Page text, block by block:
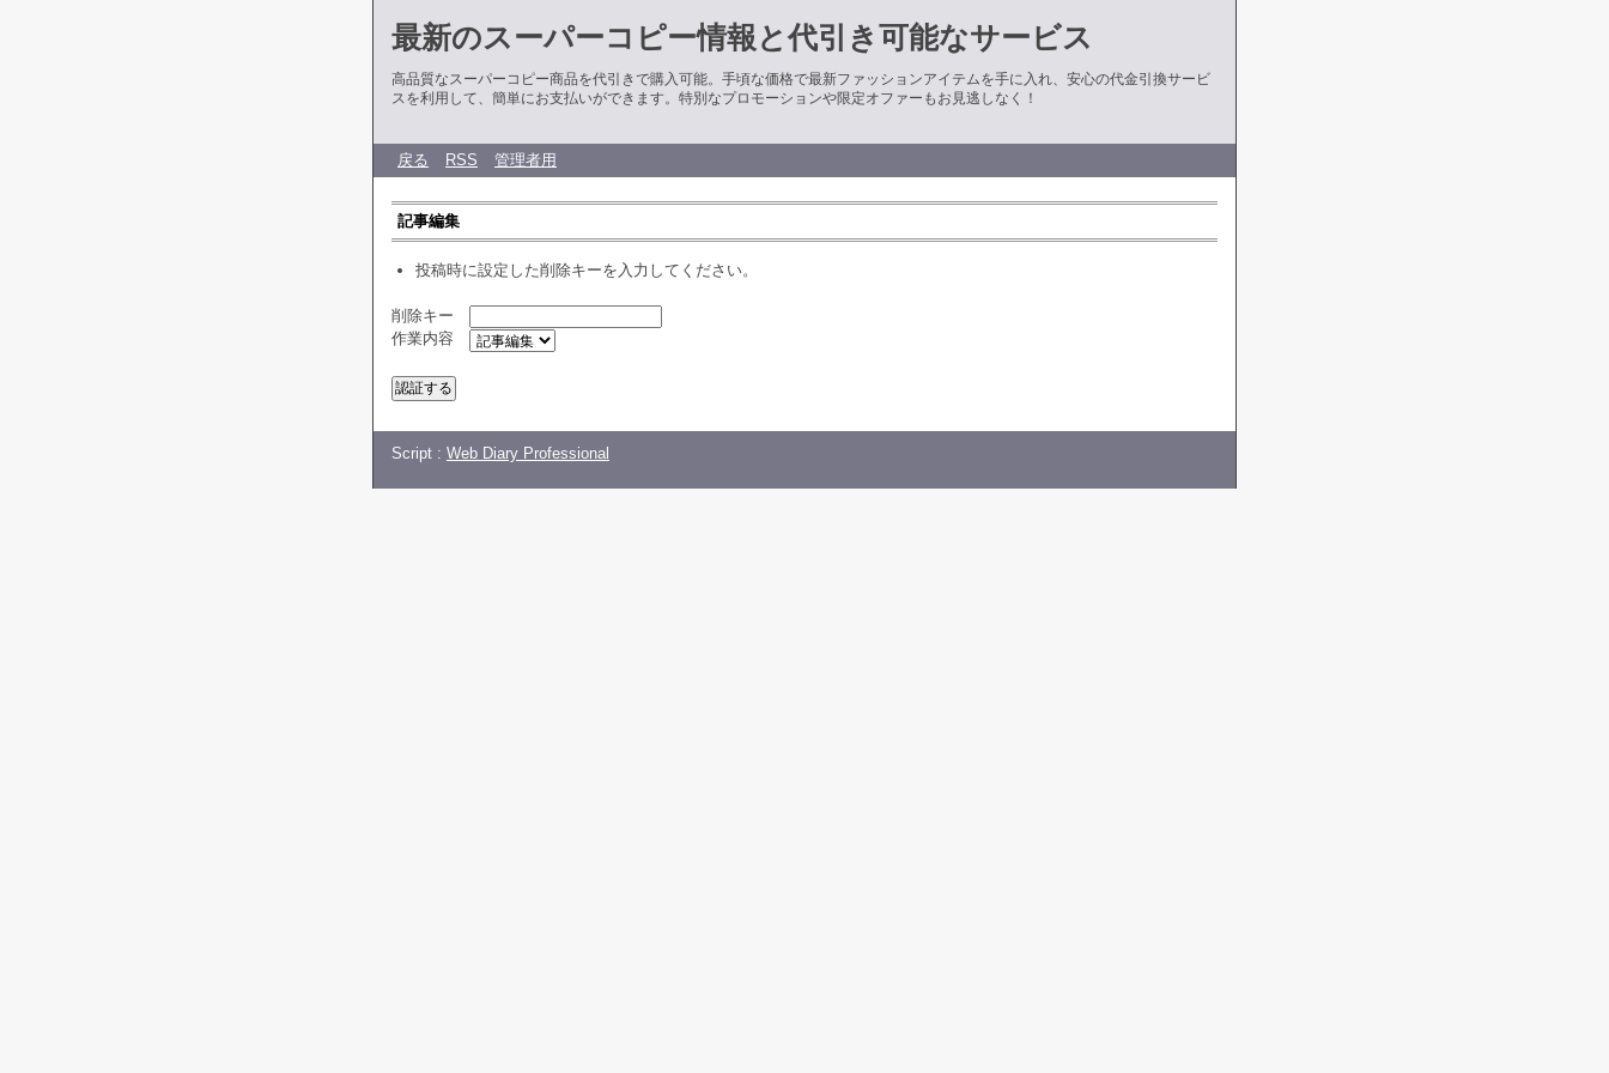
最新のスーパーコピー情報と代引き可能なサービス
高品質なスーパーコピー商品を代引きで購入可能。手頃な価格で最新ファッションアイテムを手に入れ、安心の代金引換サービ
スを利用して、簡単にお支払いができます。特別なプロモーションや限定オファーもお見逃しなく！
戻る RSS 管理者用
記事編集
投稿時に設定した削除キーを入力してください。
削除キー
作業内容
Script : Web Diary Professional